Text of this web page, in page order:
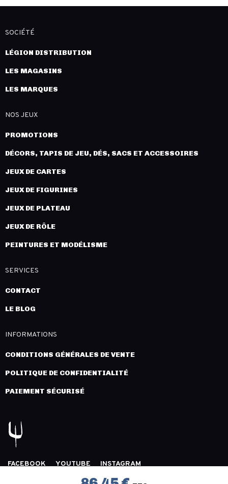
SOCIÉTÉ
LÉGION DISTRIBUTION
LES MAGASINS
LES MARQUES
NOS JEUX
PROMOTIONS
DÉCORS, TAPIS DE JEU, DÉS, SACS ET ACCESSOIRES
JEUX DE CARTES
JEUX DE FIGURINES
JEUX DE PLATEAU
JEUX DE RÔLE
PEINTURES ET MODÉLISME
SERVICES
CONTACT
LE BLOG
INFORMATIONS
CONDITIONS GÉNÉRALES DE VENTE
POLITIQUE DE CONFIDENTIALITÉ
PAIEMENT SÉCURISÉ
FACEBOOK YOUTUBE
INSTAGRAM
COPYRIGHT 2026 © LÉGION DISTRIBUTION -